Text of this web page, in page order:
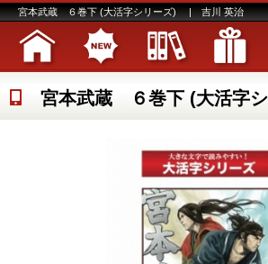
宮本武蔵 ６巻下 (大活字シリーズ) | 吉川 英治
宮本武蔵 ６巻下 (大活字